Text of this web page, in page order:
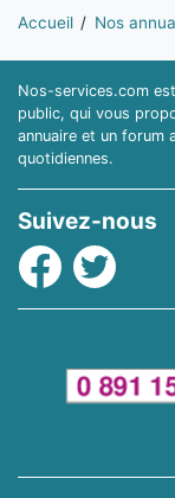
Vous êtes ici:
Accueil Nos
Nos-services.com
public, qui vous
annuaire et un forum
quotidiennes.
Suivez-nous
Facebook
Twitter